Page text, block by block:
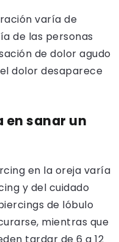
varía de
de las personas
de dolor agudo
dolor desaparece
sanar un
en la oreja varía
y del cuidado
de lóbulo
mientras que
tardar de 6 a 12